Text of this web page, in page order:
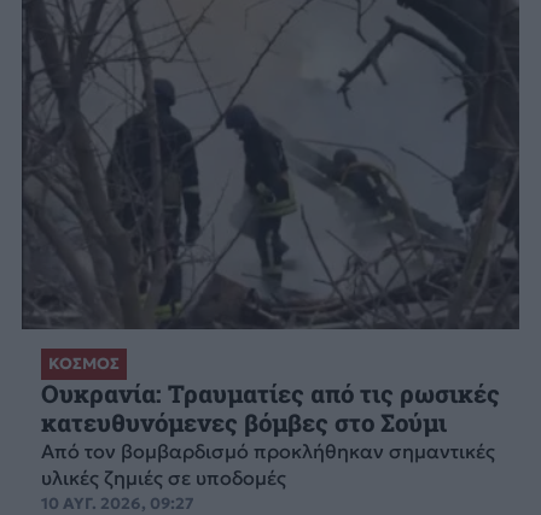
ΚΟΣΜΟΣ
Ουκρανία: Τραυματίες από τις ρωσικές
κατευθυνόμενες βόμβες στο Σούμι
Από τον βομβαρδισμό προκλήθηκαν σημαντικές
υλικές ζημιές σε υποδομές
10 ΑΥΓ. 2026, 09:27